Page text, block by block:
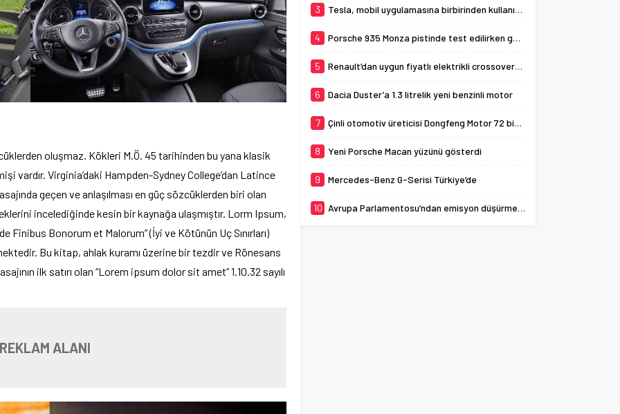
oluşmaz. Kökleri M.Ö. 45 tarihinden bu yana klasik
vardır. Virginia’daki Hampden-Sydney College’dan Latince
geçen ve anlaşılması en güç sözcüklerden biri olan
incelediğinde kesin bir kaynağa ulaşmıştır. Lorm Ipsum,
Finibus Bonorum et Malorum” (İyi ve Kötünün Uç Sınırları)
Bu kitap, ahlak kuramı üzerine bir tezdir ve Rönesans
ilk satırı olan “Lorem ipsum dolor sit amet” 1.10.32 sayılı
ALANI
3 Tesla, mobil uygulamasına birbirinden kullanışlı 3 yeni özellik ekledi
4 Porsche 935 Monza pistinde test edilirken görüldü
5 Renault’dan uygun fiyatlı elektrikli crossover: Renault K-ZE
6 Dacia Duster’a 1.3 litrelik yeni benzinli motor
7 Çinli otomotiv üreticisi Dongfeng Motor 72 bin aracı geri çağırıyor
8 Yeni Porsche Macan yüzünü gösterdi
9 Mercedes-Benz G-Serisi Türkiye’de
10 Avrupa Parlamentosu’ndan emisyon düşürme adımı